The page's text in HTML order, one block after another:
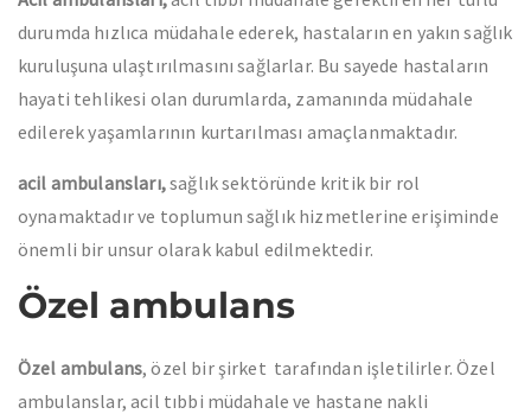
durumda hızlıca müdahale ederek, hastaların en yakın sağlık
kuruluşuna ulaştırılmasını sağlarlar. Bu sayede hastaların
hayati tehlikesi olan durumlarda, zamanında müdahale
edilerek yaşamlarının kurtarılması amaçlanmaktadır.
acil ambulansları,sağlık sektöründe kritik bir rol
oynamaktadır ve toplumun sağlık hizmetlerine erişiminde
önemli bir unsur olarak kabul edilmektedir.
Özel ambulans
Özel ambulans, özel bir şirket tarafından işletilirler. Özel
ambulanslar, acil tıbbi müdahale ve hastane nakli